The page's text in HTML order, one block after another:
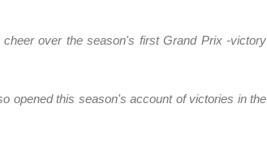
over the season's first Grand Prix -victory
opened this season's account of victories in the